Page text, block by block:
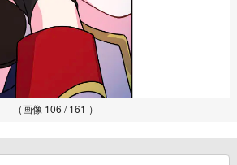
（画像 106 / 161 ）